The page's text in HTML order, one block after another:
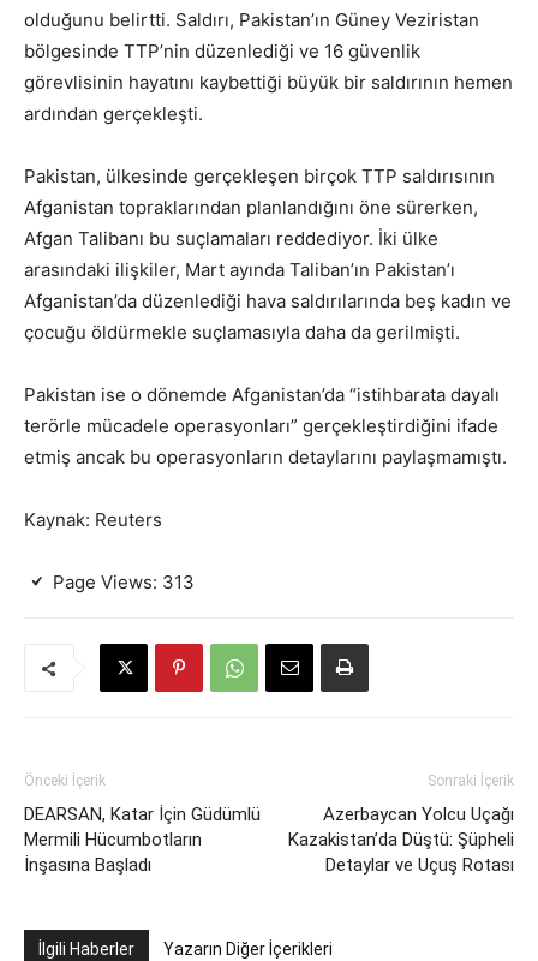
olduğunu belirtti. Saldırı, Pakistan’ın Güney Veziristan
bölgesinde TTP’nin düzenlediği ve 16 güvenlik
görevlisinin hayatını kaybettiği büyük bir saldırının hemen
ardından gerçekleşti.
Pakistan, ülkesinde gerçekleşen birçok TTP saldırısının
Afganistan topraklarından planlandığını öne sürerken,
Afgan Talibanı bu suçlamaları reddediyor. İki ülke
arasındaki ilişkiler, Mart ayında Taliban’ın Pakistan’ı
Afganistan’da düzenlediği hava saldırılarında beş kadın ve
çocuğu öldürmekle suçlamasıyla daha da gerilmişti.
Pakistan ise o dönemde Afganistan’da “istihbarata dayalı
terörle mücadele operasyonları” gerçekleştirdiğini ifade
etmiş ancak bu operasyonların detaylarını paylaşmamıştı.
Kaynak: Reuters
Page Views: 313
Önceki İçerik
DEARSAN, Katar İçin Güdümlü
Mermili Hücumbotların
İnşasına Başladı
Sonraki İçerik
Azerbaycan Yolcu Uçağı
Kazakistan’da Düştü: Şüpheli
Detaylar ve Uçuş Rotası
İlgili Haberler Yazarın Diğer İçerikleri